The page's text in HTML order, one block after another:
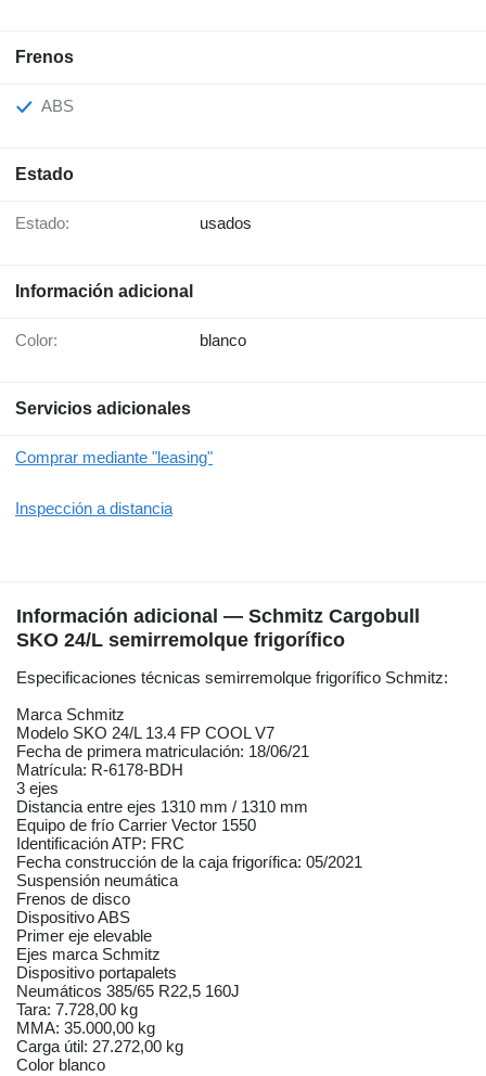
Frenos
ABS
Estado
Estado: usados
Información adicional
Color: blanco
Servicios adicionales
Comprar mediante "leasing"
Inspección a distancia
Información adicional — Schmitz Cargobull
SKO 24/L semirremolque frigorífico
Especificaciones técnicas semirremolque frigorífico Schmitz:
Marca Schmitz
Modelo SKO 24/L 13.4 FP COOL V7
Fecha de primera matriculación: 18/06/21
Matrícula: R-6178-BDH
3 ejes
Distancia entre ejes 1310 mm / 1310 mm
Equipo de frío Carrier Vector 1550
Identificación ATP: FRC
Fecha construcción de la caja frigorífica: 05/2021
Suspensión neumática
Frenos de disco
Dispositivo ABS
Primer eje elevable
Ejes marca Schmitz
Dispositivo portapalets
Neumáticos 385/65 R22,5 160J
Tara: 7.728,00 kg
MMA: 35.000,00 kg
Carga útil: 27.272,00 kg
Color blanco